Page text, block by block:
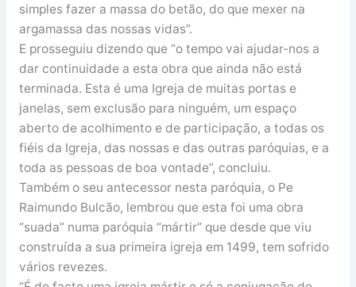
simples fazer a massa do betão, do que mexer na
argamassa das nossas vidas”.
E prosseguiu dizendo que “o tempo vai ajudar-nos a
dar continuidade a esta obra que ainda não está
terminada. Esta é uma Igreja de muitas portas e
janelas, sem exclusão para ninguém, um espaço
aberto de acolhimento e de participação, a todas os
fiéis da Igreja, das nossas e das outras paróquias, e a
toda as pessoas de boa vontade”, concluiu.
Também o seu antecessor nesta paróquia, o Pe
Raimundo Bulcão, lembrou que esta foi uma obra
“suada” numa paróquia “mártir” que desde que viu
construída a sua primeira igreja em 1499, tem sofrido
vários revezes.